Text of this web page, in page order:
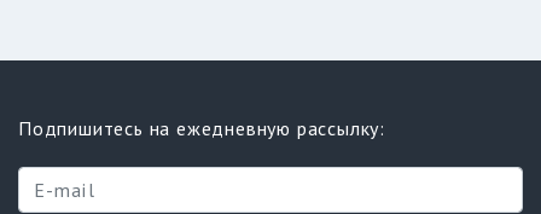
Подпишитесь на ежедневную рассылку: